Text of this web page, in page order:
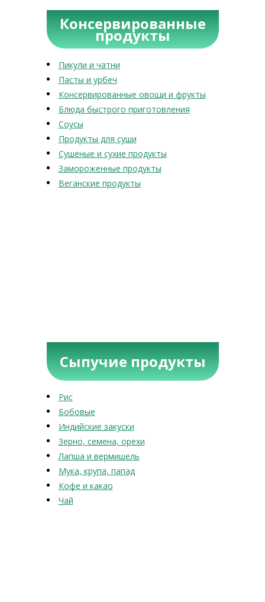
Консервированные
продукты
Пикули и чатни
Пасты и урбеч
Консервированные овощи и фрукты
Блюда быстрого приготовления
Соусы
Продукты для суши
Сушеные и сухие продукты
Замороженные продукты
Веганские продукты
Сыпучие продукты
Рис
Бобовые
Индийские закуски
Зерно, семена, орехи
Лапша и вермишель
Мука, крупа, папад
Кофе и какао
Чай